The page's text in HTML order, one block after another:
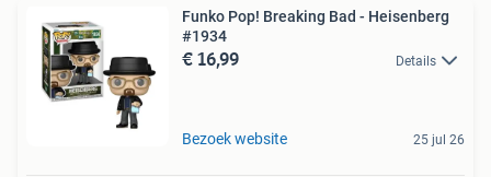
Funko Pop! Breaking Bad - Heisenberg
#1934
€ 16,99 Details
Bezoek website 25 jul 26